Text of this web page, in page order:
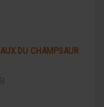
DU CHAMPSAUR